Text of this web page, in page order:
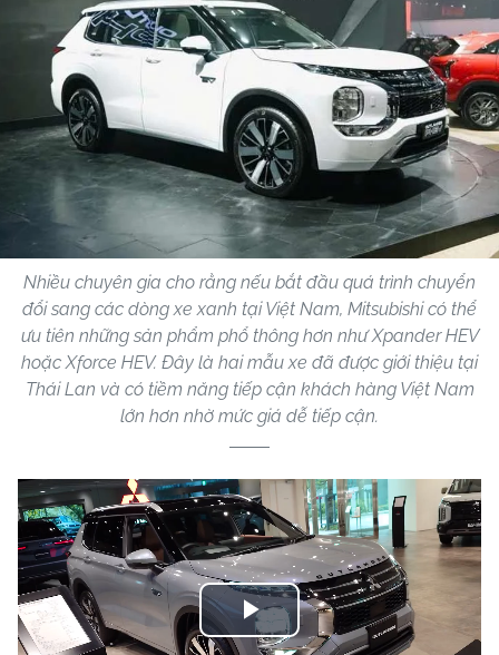
Nhiều chuyên gia cho rằng nếu bắt đầu quá trình chuyển
đổi sang các dòng xe xanh tại Việt Nam, Mitsubishi có thể
ưu tiên những sản phẩm phổ thông hơn như Xpander HEV
hoặc Xforce HEV. Đây là hai mẫu xe đã được giới thiệu tại
Thái Lan và có tiềm năng tiếp cận khách hàng Việt Nam
lớn hơn nhờ mức giá dễ tiếp cận.
Play